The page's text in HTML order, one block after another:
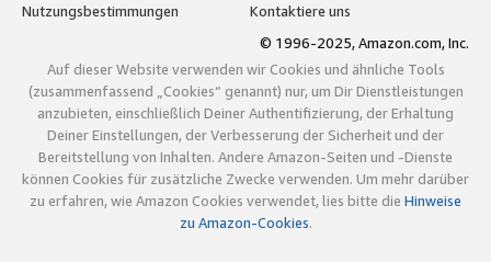
Nutzungsbestimmungen
Kontaktiere uns
© 1996-2025, Amazon.com, Inc.
Auf dieser Website verwenden wir Cookies und ähnliche Tools
(zusammenfassend „Cookies“ genannt) nur, um Dir Dienstleistungen
anzubieten, einschließlich Deiner Authentifizierung, der Erhaltung
Deiner Einstellungen, der Verbesserung der Sicherheit und der
Bereitstellung von Inhalten. Andere Amazon-Seiten und -Dienste
können Cookies für zusätzliche Zwecke verwenden. Um mehr darüber
zu erfahren, wie Amazon Cookies verwendet, lies bitte die Hinweise
zu Amazon-Cookies.